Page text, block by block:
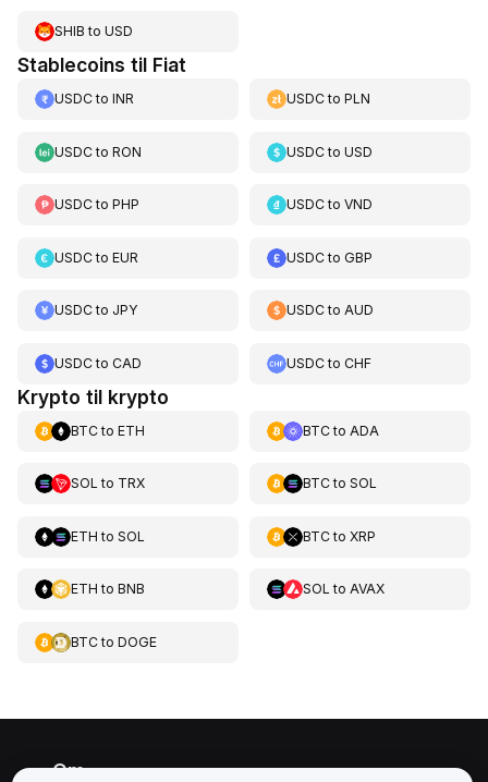
SHIB to USD
Stablecoins til Fiat
USDCto INR USDCtoPLN
USDCto RON USDCtoUSD
USDCto PHP USDCtoVND
USDCto EUR USDCtoGBP
USDCto JPY USDCtoAUD
USDCto CAD USDCtoCHF
Krypto til krypto
BTCto ETH BTCto ADA
SOL to TRX BTCto SOL
ETH to SOL BTCto XRP
ETH to BNB SOL to AVAX
BTCto DOGE
Om